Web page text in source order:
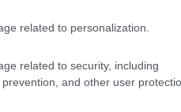
related to personalization.
related to security, including
and other user
a un maglioncino
casual.